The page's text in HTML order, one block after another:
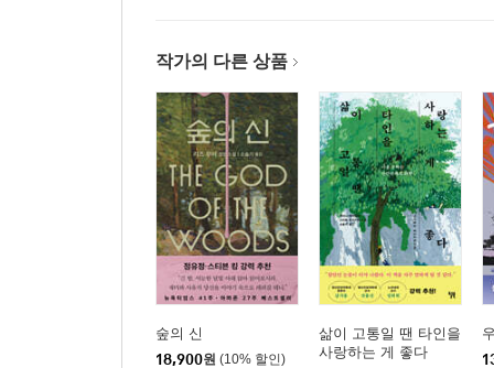
작가의 다른 상품
숲의 신
18,900원 (10% 할인)
삶이 고통일 땐 타인을
사랑하는 게 좋다